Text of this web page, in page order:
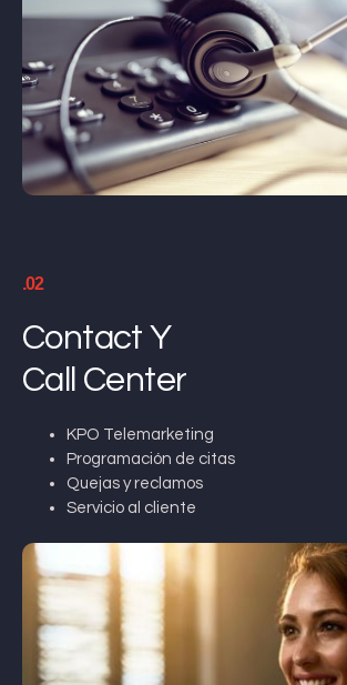
.02
Contact Y
Call Center
KPO Telemarketing
Programación de citas
Quejas y reclamos
Servicio al cliente